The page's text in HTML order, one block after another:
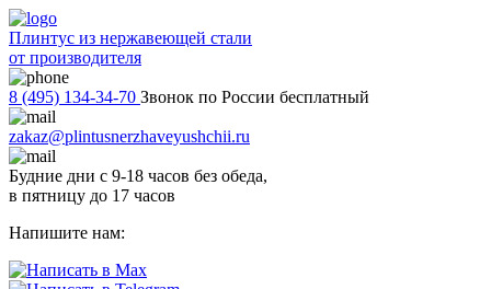
Плинтус из нержавеющей стали
от производителя
8 (495) 134-34-70 Звонок по России бесплатный
zakaz@plintusnerzhaveyushchii.ru
Будние дни с 9-18 часов без обеда,
в пятницу до 17 часов
Напишите нам: